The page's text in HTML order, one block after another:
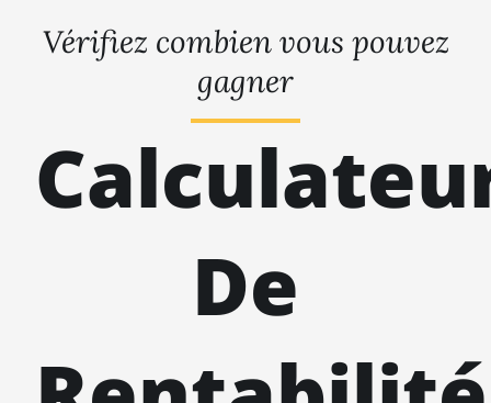
Vérifiez combien vous pouvez
gagner
De